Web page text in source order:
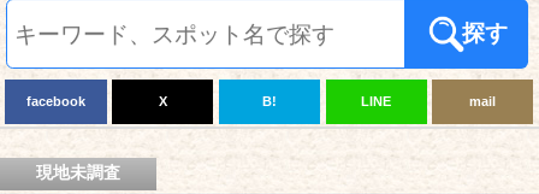
探す
facebook X B! LINE mail
現地未調査